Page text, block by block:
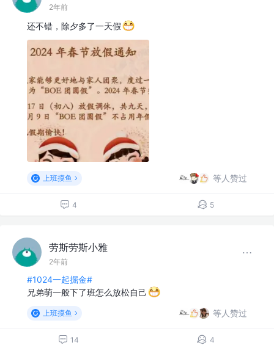
2年前
还不错，除夕多了一天假
上班摸鱼 等人赞过
4 5
劳斯劳斯小雅
2年前
#1024一起掘金#
兄弟萌一般下了班怎么放松自己
上班摸鱼 等人赞过
14 4